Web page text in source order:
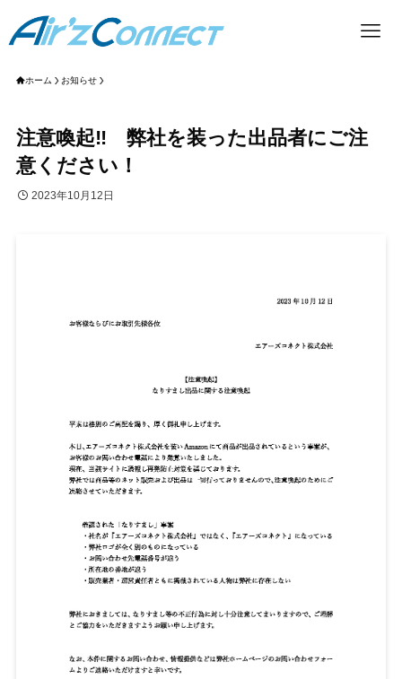
ホーム お知らせ
注意喚起‼ 弊社を装った出品者にご注
意ください！
2023年10月12日